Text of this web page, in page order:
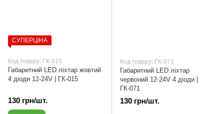
СУПЕРЦІНА
Код товару: ГК-015
Габаритний LED ліхтар жовтий
4 діоди 12-24V | ГК-015
130 грн/шт.
Код товару: ГК-071
Габаритний LED ліхтар
червоний 12-24V 4 діоди |
ГК-071
130 грн/шт.